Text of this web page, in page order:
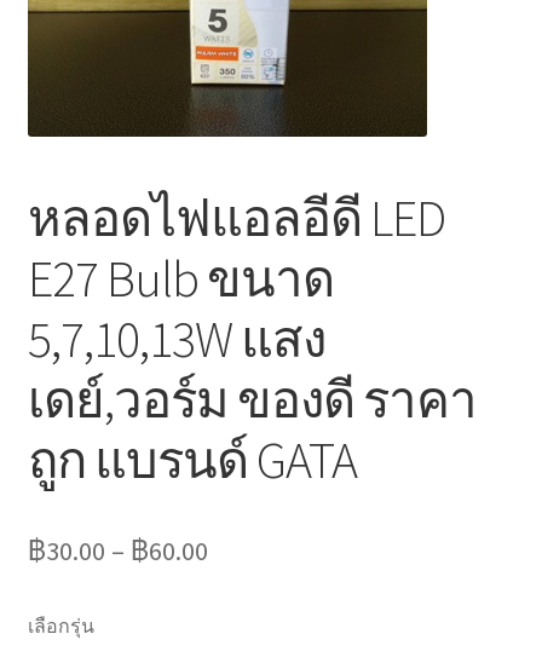
Download Catalog
รับเหมาออกแบบติดตั้ง
มุมแชร์ความรู้
วิธีการชำระเงิน
หลอดไฟแอลอีดี LED
E27 Bulb ขนาด
5,7,10,13W แสง
เดย์,วอร์ม ของดี ราคา
ถูก แบรนด์ GATA
฿30.00 – ฿60.00
เลือกรุ่น